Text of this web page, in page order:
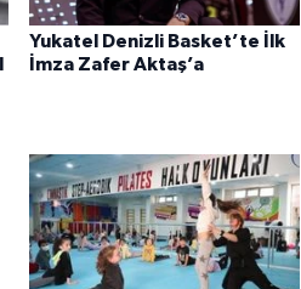
Yukatel Denizli Basket’te İlk
İmza Zafer Aktaş’a